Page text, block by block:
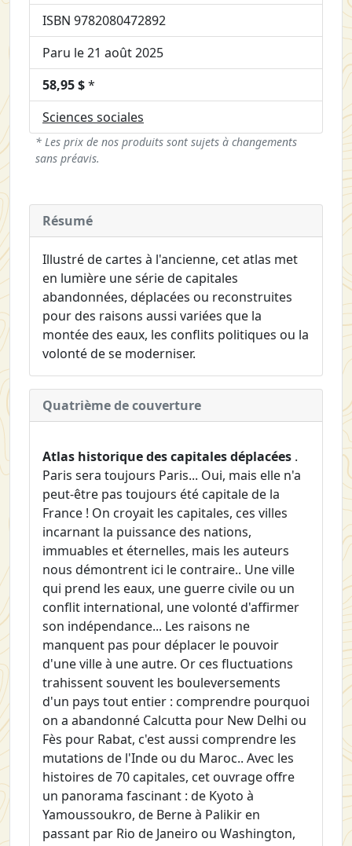
ISBN 9782080472892
Paru le 21 août 2025
58,95 $*
Sciences sociales
* Les prix de nos produits sont sujets à changements
sans préavis.
Résumé
Illustré de cartes à l'ancienne, cet atlas met
en lumière une série de capitales
abandonnées, déplacées ou reconstruites
pour des raisons aussi variées que la
montée des eaux, les conflits politiques ou la
volonté de se moderniser.
Quatrième de couverture
Atlas historique des capitales déplacées .
Paris sera toujours Paris... Oui, mais elle n'a
peut-être pas toujours été capitale de la
France ! On croyait les capitales, ces villes
incarnant la puissance des nations,
immuables et éternelles, mais les auteurs
nous démontrent ici le contraire.. Une ville
qui prend les eaux, une guerre civile ou un
conflit international, une volonté d'affirmer
son indépendance... Les raisons ne
manquent pas pour déplacer le pouvoir
d'une ville à une autre. Or ces fluctuations
trahissent souvent les bouleversements
d'un pays tout entier : comprendre pourquoi
on a abandonné Calcutta pour New Delhi ou
Fès pour Rabat, c'est aussi comprendre les
mutations de l'Inde ou du Maroc.. Avec les
histoires de 70 capitales, cet ouvrage offre
un panorama fascinant : de Kyoto à
Yamoussoukro, de Berne à Palikir en
passant par Rio de Janeiro ou Washington,